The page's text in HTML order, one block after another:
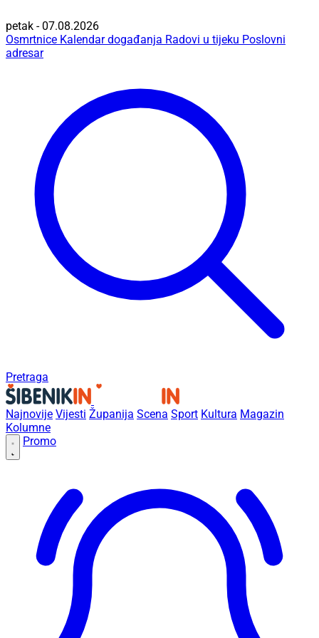
petak - 07.08.2026
Osmrtnice Kalendar događanja Radovi u tijeku Poslovni
adresar
Pretraga
Najnovije Vijesti Županija Scena Sport Kultura Magazin
Kolumne
Promo